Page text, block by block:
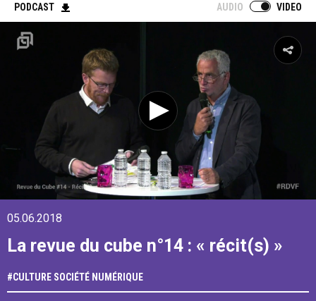
PODCAST AUDIO VIDEO
05.06.2018
La revue du cube n°14 : « récit(s) »
#CULTURE SOCIÉTÉ NUMÉRIQUE